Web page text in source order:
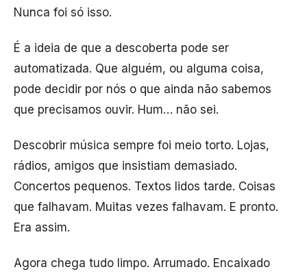
Nunca foi só isso.
É a ideia de que a descoberta pode ser
automatizada. Que alguém, ou alguma coisa,
pode decidir por nós o que ainda não sabemos
que precisamos ouvir. Hum… não sei.
Descobrir música sempre foi meio torto. Lojas,
rádios, amigos que insistiam demasiado.
Concertos pequenos. Textos lidos tarde. Coisas
que falhavam. Muitas vezes falhavam. E pronto.
Era assim.
Agora chega tudo limpo. Arrumado. Encaixado